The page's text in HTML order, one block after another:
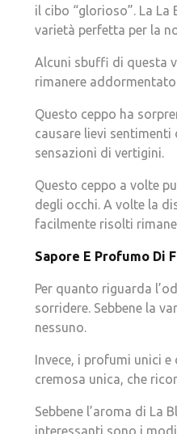
il cibo “glorioso”. La La
varietà perfetta per la
Alcuni sbuffi di questa
rimanere
Questo ceppo ha
causare lievi
sensazioni di vertigini.
Questo ceppo a volte
degli occhi. A volte la
facilmente risolti
Sapore E Profumo Di
Per quanto riguarda
sorridere. Sebbene la
nessuno.
Invece, i profumi unici
cremosa unica, che
Sebbene l’aroma di La
interessanti sono i